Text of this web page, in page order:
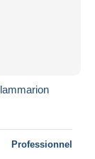
Professionnel